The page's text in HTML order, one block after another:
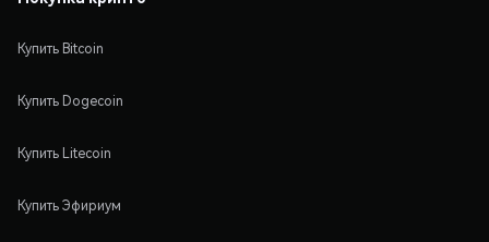
Купить Bitcoin
Купить Dogecoin
Купить Litecoin
Купить Эфириум